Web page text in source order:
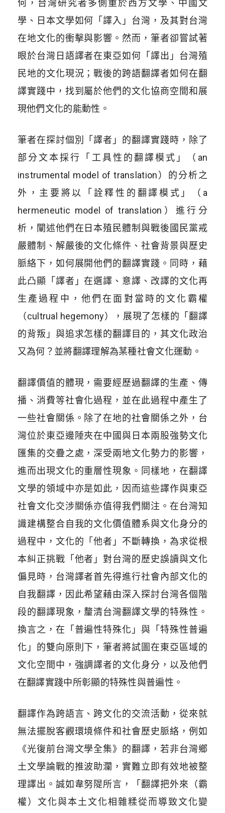
何，台灣研究者多側重於西方文學、中國文
學、日本文學如何「譯入」台灣，及其對台灣
在地文化的衝擊與影響。然而，筆者卻嘗試著
眼於台灣日語譯者在東亞如何「譯出」台灣殖
民地的文化現況；戰後的跨語翻譯者如何在翻
譯實踐中，找到屬於他們的文化協商空間和展
現他們文化的能動性。
筆者在探討個別「譯者」的翻譯實踐時，除了
部分文本採行「工具性的翻譯模式」（an
instrumental model of translation）的分析之
外，主要將以「詮釋性的翻譯模式」（a
hermeneutic model of translation）進行分
析，闡述他們在日本殖民體制與戰後國民黨戒
嚴體制、解嚴後的文化條件、社會背景與歷史
脈絡下，如何展開他們的翻譯實踐。同時，藉
此凸顯「譯者」在選譯、意譯、改譯的文化再
生產過程中，他們在面對當時的文化霸權
（cultrual hegemony），展現了怎樣的「翻譯
的背叛」與追求怎樣的翻譯目的，其文化政治
又為何？並將翻譯理解為某種社會文化運動。
翻譯價值的體現，需要經歷過翻譯的生產、傳
播、消費等社會化過程，並在此過程中產生了
一些社會關係。除了在地的社會關係之外，台
灣位於東亞邊陲夾在中國與日本兩股強勢文化
匯集的交疊之處，深受兩地文化勢力的影響，
進而出現文化的重層性現象。同樣地，在翻譯
文學的領域中亦是如此，因而這些譯作與東亞
社會文化交涉關係亦值得我們關注。在台灣知
識建構整合自我的文化價值體系與文化身分的
過程中，文化的「他者」不斷轉換，為求從根
本糾正挑戰「他者」對台灣的歷史誤讀與文化
偏見時，台灣譯者首先得進行社會內部文化的
自我翻譯，因此希望藉由深入探討台灣各個階
段的翻譯現象，釐清台灣翻譯文學的特殊性。
換言之，在「普遍性特殊化」與「特殊性普遍
化」的雙向原則下，筆者將試圖在東亞區域的
文化空間中，強調譯者的文化身分，以及他們
在翻譯實踐中所彰顯的特殊性與普遍性。
翻譯作為跨語言、跨文化的交流活動，從來就
無法擺脫客觀環境條件和社會歷史脈絡，例如
《光復前台灣文學全集》的翻譯，若非台灣鄉
土文學論戰的推波助瀾，實難立即有效地被整
理譯出。誠如韋努隄所言，「翻譯把外來（霸
權）文化與本土文化相雜糅從而導致文化變